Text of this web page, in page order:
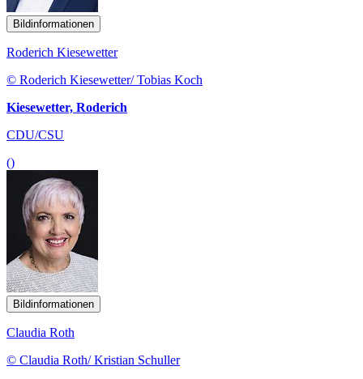
Bildinformationen
Roderich Kiesewetter
© Roderich Kiesewetter/ Tobias Koch
Kiesewetter, Roderich
CDU/CSU
()
Bildinformationen
Claudia Roth
© Claudia Roth/ Kristian Schuller